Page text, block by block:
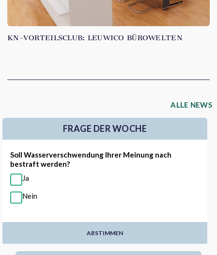
KN-VORTEILSCLUB: LEUWICO BÜROWELTEN
ALLE NEWS
FRAGE DER WOCHE
Soll Wasserverschwendung Ihrer Meinung nach
bestraft werden?
Ja
Nein
ABSTIMMEN